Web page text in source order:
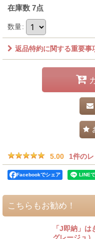
在庫数 7点
数量:
返品特約に関する重要事
5.00 1件の
Facebookでシェア
こちらもお勧め！
「J即納」